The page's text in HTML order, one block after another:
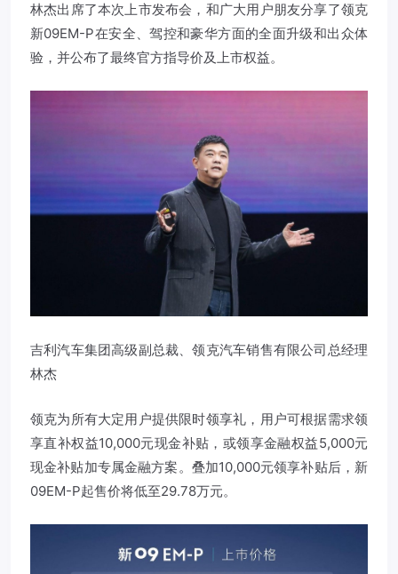
林杰出席了本次上市发布会，和广大用户朋友分享了领克
新09EM-P在安全、驾控和豪华方面的全面升级和出众体
验，并公布了最终官方指导价及上市权益。
吉利汽车集团高级副总裁、领克汽车销售有限公司总经理
林杰
领克为所有大定用户提供限时领享礼，用户可根据需求领
享直补权益10,000元现金补贴，或领享金融权益5,000元
现金补贴加专属金融方案。叠加10,000元领享补贴后，新
09EM-P起售价将低至29.78万元。